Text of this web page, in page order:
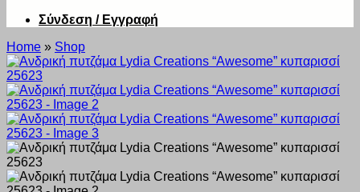
Σύνδεση / Εγγραφή
Home » Shop